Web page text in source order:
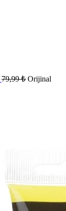
79,99₺ Orijinal